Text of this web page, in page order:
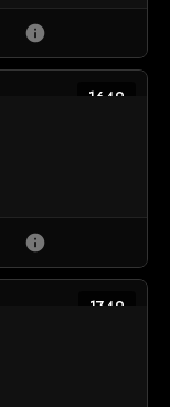
info
1649
info
1749